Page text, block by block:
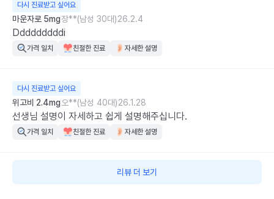
데 결과적으로 다시 내원해야 하는 번거로움이 생겨 서비스 운영
측면에서 큰 아쉬움이 남네요. 다음번에는 환자가 신청한 내용과
다를 경우 미리 충분한 설명을 해주시기를 부탁드립니다.
다시 진료받고 싶어요
마운자로 5mg장**(남성 30대)26.2.4
Dddddddddi
가격 일치 친절한 진료 자세한 설명
다시 진료받고 싶어요
위고비 2.4mg오**(남성 40대)26.1.28
선생님 설명이 자세하고 쉽게 설명해주십니다.
가격 일치 친절한 진료 자세한 설명
리뷰 더 보기